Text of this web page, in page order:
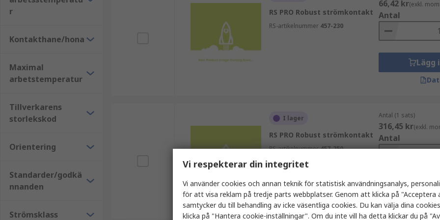
r
Kontakthane/hona
Maximal
arbetstemperatur
Tillverkarens
storlekskod
Orientering
Standarder/godkä
nnanden
Strömsklass
RS PRO Robust strömkontakt
RS-artikelnummer 457-230
66,42 kr(exkl.
Antal
Lägg
I lager
RS PRO Robust strömkontakt
RS-artikelnummer457-250
Antal (1 sats)
316,45 kr(exkl.
Antal
Lägg
Vi respekterar din integritet
Vi använder cookies och annan teknik för statistisk användningsanalys,
för att visa reklam på tredje parts webbplatser. Genom att klicka på "Acceptera
samtycker du till behandling av icke väsentliga cookies. Du kan välja dina
klicka på "Hantera cookie-inställningar". Om du inte vill ha detta klickar du på